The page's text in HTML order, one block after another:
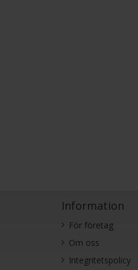
Information
För företag
Om oss
Integritetspolicy